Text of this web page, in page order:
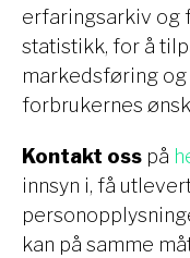
erfaringsarkiv og
statistikk, for å
markedsføring
forbrukernes
Kontakt oss på
innsyn i, få
kan på samme